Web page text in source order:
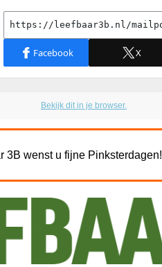
Bekijk dit in je browser.
3B wenst u fijne Pinksterdagen!